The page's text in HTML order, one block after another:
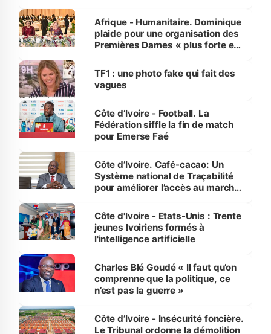
Afrique - Humanitaire. Dominique
plaide pour une organisation des
Premières Dames « plus forte et
sur la scène internationale »
TF1 : une photo fake qui fait des
vagues
Côte d’Ivoire - Football. La
Fédération siffle la fin de match
pour Emerse Faé
Côte d’Ivoire. Café-cacao: Un
Système national de Traçabilité
pour améliorer l’accès au marché
Côte d'Ivoire - Etats-Unis : Trente
jeunes Ivoiriens formés à
l'intelligence artificielle
Charles Blé Goudé « Il faut qu’on
comprenne que la politique, ce
n’est pas la guerre »
Côte d’Ivoire - Insécurité foncière.
Le Tribunal ordonne la démolition